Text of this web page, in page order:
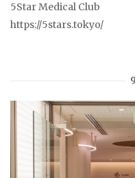
5Star Medical Club
https://5stars.tokyo/